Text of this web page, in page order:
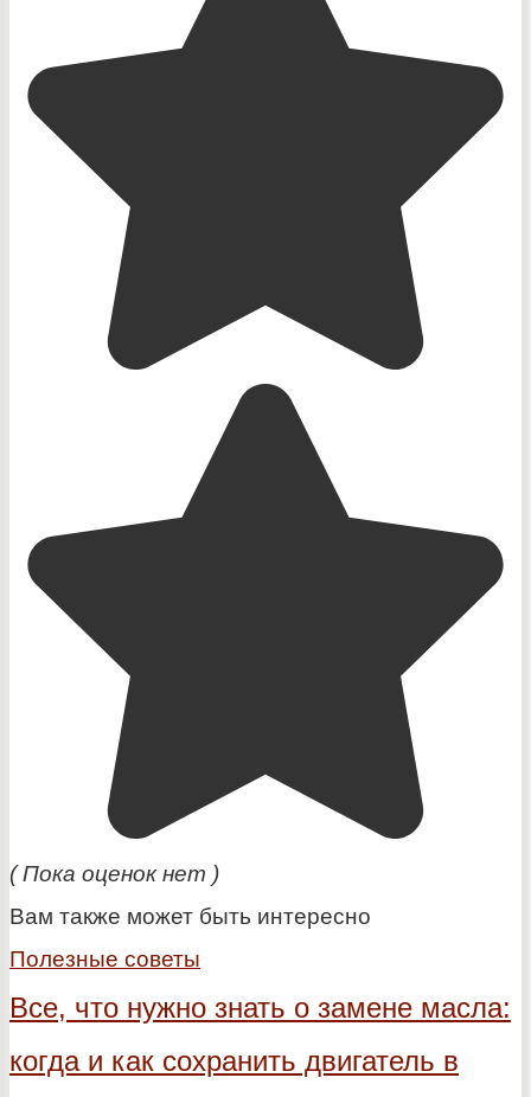
( Пока оценок нет )
Вам также может быть интересно
Полезные советы
Все, что нужно знать о замене масла:
когда и как сохранить двигатель в